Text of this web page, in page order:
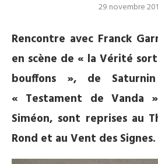
29 novembre
Rencontre avec Franck
en scène de « la Vérité
bouffons », de
« Testament de Vanda
Siméon, sont reprises au
Rond et au Vent des Signes.